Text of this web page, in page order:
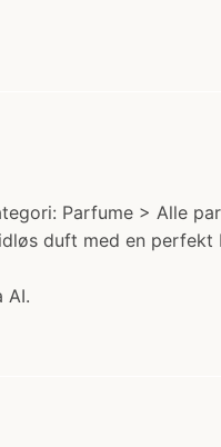
Parfume > Alle
duft med en
AI.